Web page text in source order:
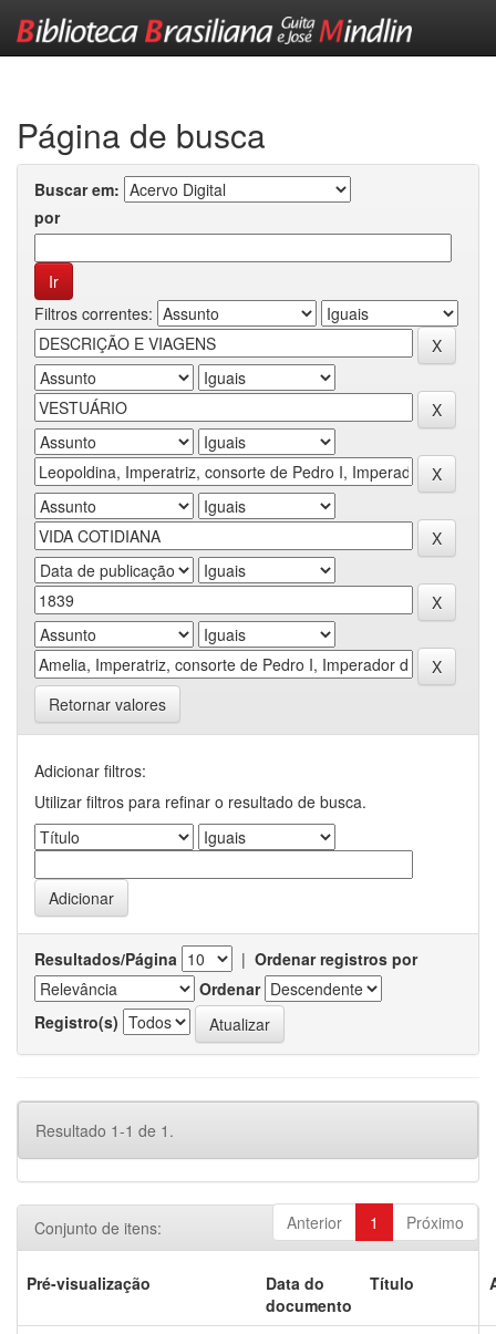
Página de busca
Buscar em:
por
Filtros correntes:
Retornar valores
Adicionar filtros:
Utilizar filtros para refinar o resultado de busca.
Resultados/Página | Ordenar registros por
Ordenar
Registro(s)
Resultado 1-1 de 1.
Anterior 1 Próximo
Conjunto de itens:
Pré-visualização
Data do
documento
Título